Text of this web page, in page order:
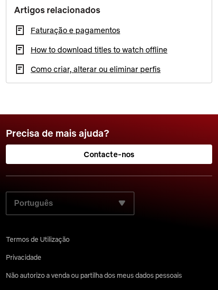
Artigos relacionados
Faturação e pagamentos
How to download titles to watch offline
Como criar, alterar ou eliminar perfis
Precisa de mais ajuda?
Contacte-nos
SELECIONE O SEU IDIOMA PREFERIDO:
Termos de Utilização
Privacidade
Não autorizo a venda ou partilha dos meus dados pessoais